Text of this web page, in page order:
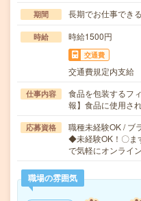
期間 長期でお仕事でき
時給 時給1500円
交通費
交通費規定内支給
仕事内容
食品を包装するフ
報】食品に使用さ
応募資格
職種未経験OK / ブ
◆未経験OK！〇ま
で気軽にオンライ
職場の雰囲気